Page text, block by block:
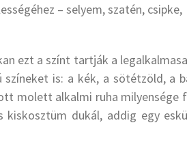
– selyem, szatén, csipke,
ezt a színt tartják a
is: a kék, a sötétzöld, a
molett alkalmi ruha milyensége
dukál, addig egy